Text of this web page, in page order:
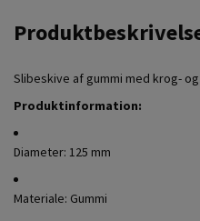
Slibeskive af gummi med krog-
Produktinformation:
Diameter: 125 mm
Materiale: Gummi